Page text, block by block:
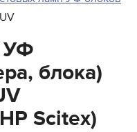
УФ
блока)
Scitex)